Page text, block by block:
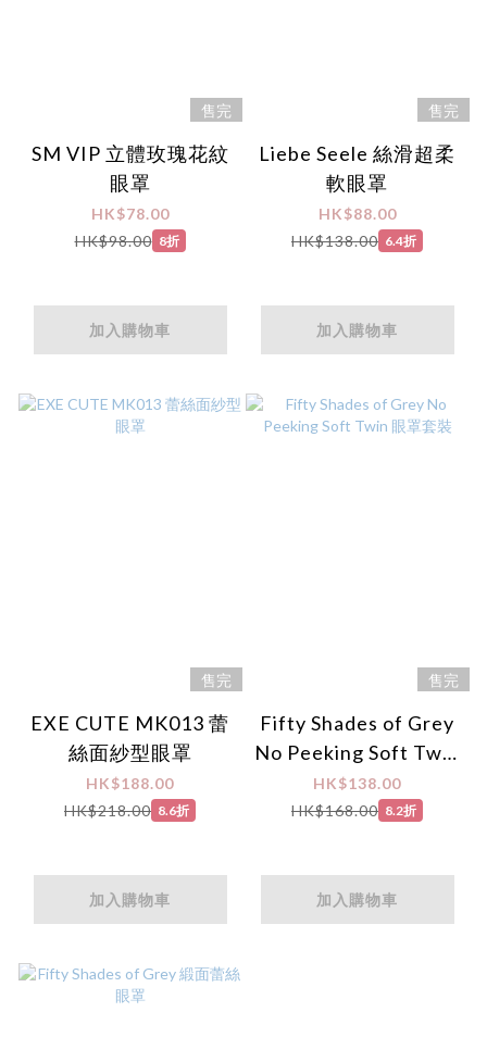
售完
SM VIP 立體玫瑰花紋
眼罩
HK$78.00
HK$98.00 8折
加入購物車
售完
Liebe Seele 絲滑超柔
軟眼罩
HK$88.00
HK$138.00 6.4折
加入購物車
售完
EXE CUTE MK013 蕾
絲面紗型眼罩
HK$188.00
HK$218.00 8.6折
加入購物車
售完
Fifty Shades of Grey
No Peeking Soft Twin
眼罩套裝
HK$138.00
HK$168.00 8.2折
加入購物車